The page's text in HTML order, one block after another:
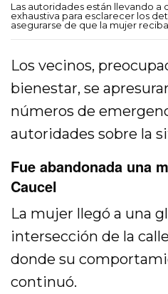
Las autoridades están llevando a
exhaustiva para esclarecer los
asegurarse de que la mujer
Los vecinos,
bienestar, se
números de
autoridades sobre la
Fue abandonada una
Caucel
La mujer llegó a una
intersección de la
donde su
continuó.